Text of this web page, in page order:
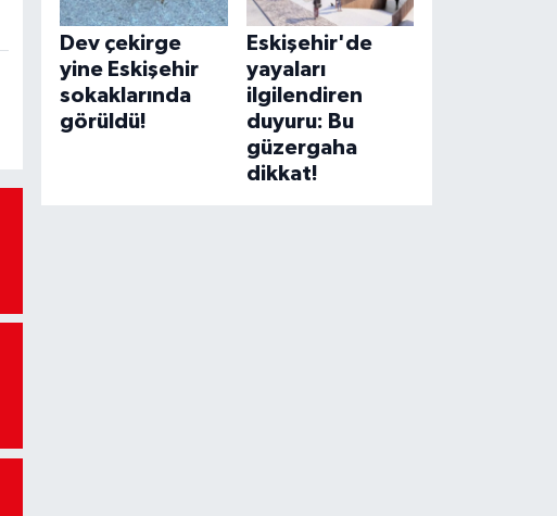
Dev çekirge
yine Eskişehir
sokaklarında
görüldü!
Eskişehir'de
yayaları
ilgilendiren
duyuru: Bu
güzergaha
dikkat!